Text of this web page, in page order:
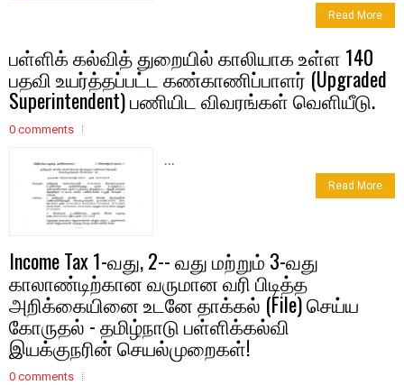
Read More
பள்ளிக் கல்வித் துறையில் காலியாக உள்ள 140
பதவி உயர்த்தப்பட்ட கண்காணிப்பாளர் (Upgraded
Superintendent) பணியிட விவரங்கள் வெளியீடு.
0 comments
...
Read More
Income Tax 1-வது, 2-- வது மற்றும் 3-வது
காலாண்டிற்கான வருமான வரி பிடித்த
அறிக்கையினை உடனே தாக்கல் (File) செய்ய
கோருதல் - தமிழ்நாடு பள்ளிக்கல்வி
இயக்குநரின் செயல்முறைகள்!
0 comments